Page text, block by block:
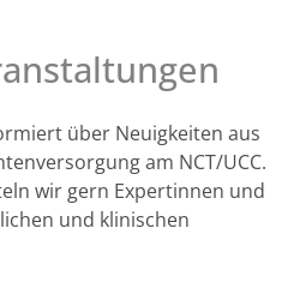
über Neuigkeiten aus
am NCT/UCC.
wir gern Expertinnen und
und klinischen